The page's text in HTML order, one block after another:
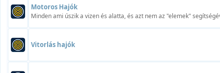
Motoros Hajók
Minden ami úszik a vizen és alatta, és azt nem az "elemek"
Vitorlás hajók